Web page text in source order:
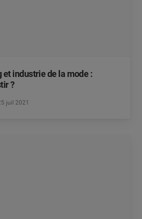
industrie de la mode :
?
juil 2021